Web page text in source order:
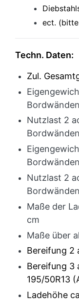
ect.
Techn. Daten:
Zul.
Nutzlast 2
Nutzlast 2
Maße der
cm
Maße über
Bereifung 2
Bereifung 3
195/50R13
Ladehöhe